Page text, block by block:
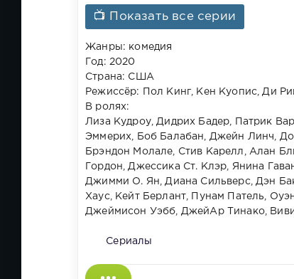
📺 Показать все серии
Жанры: комедия
Год: 2020
Страна: США
Режиссёр: Пол Кинг, Кен Куопис, Ди
В ролях:
Лиза Кудроу, Дидрих Бадер, Патрик
Эммерих, Боб Балабан, Джейн Линч,
Брэндон Молале, Стив Карелл, Алан
Гордон, Джессика Ст. Клэр, Янина
Джимми О. Ян, Диана Сильверс, Дэн
Хаус, Кейт Берлант, Пунам Патель,
Джеймисон Уэбб, ДжейАр Тинако,
Сериалы